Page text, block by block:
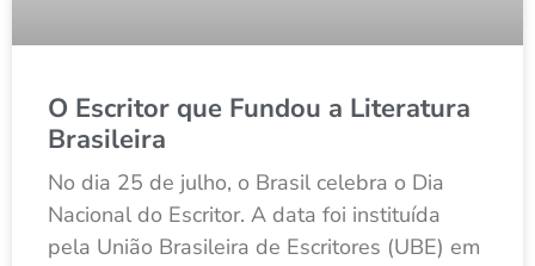
O Escritor que Fundou a Literatura
Brasileira
No dia 25 de julho, o Brasil celebra o Dia
Nacional do Escritor. A data foi instituída
pela União Brasileira de Escritores (UBE) em